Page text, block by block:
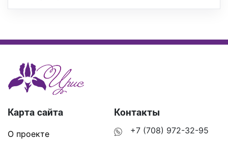
Карта сайта
О проекте
Контакты
+7 (708) 972-32-95